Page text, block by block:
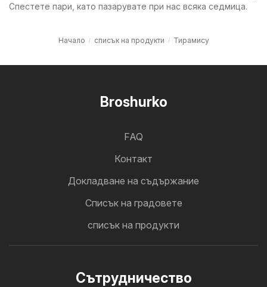
Спестете пари, като пазарувате при нас всяка седмица.
Начало списък на продукти Тирамису
Broshurko
FAQ
Контакт
Докладване на съдържание
Cписък на градовете
списък на продукти
Cътрудничество